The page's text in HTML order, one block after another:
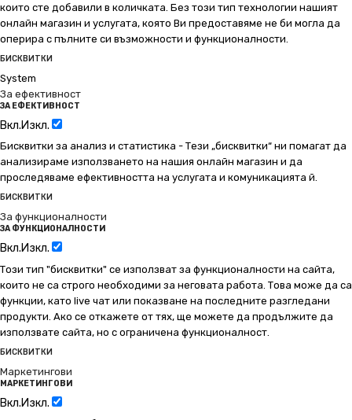
които сте добавили в количката. Без този тип технологии нашият
онлайн магазин и услугата, която Ви предоставяме не би могла да
оперира с пълните си възможности и функционалности.
БИСКВИТКИ
System
За ефективност
ЗА ЕФЕКТИВНОСТ
Вкл.Изкл.
Бисквитки за анализ и статистика - Тези „бисквитки“ ни помагат да
анализираме използването на нашия онлайн магазин и да
проследяваме ефективността на услугата и комуникацията й.
БИСКВИТКИ
За функционалности
ЗА ФУНКЦИОНАЛНОСТИ
Вкл.Изкл.
Този тип "бисквитки" се използват за функционалности на сайта,
които не са строго необходими за неговата работа. Това може да са
функции, като live чат или показване на последните разгледани
продукти. Ако се откажете от тях, ще можете да продължите да
използвате сайта, но с ограничена функционалност.
БИСКВИТКИ
Маркетингови
МАРКЕТИНГОВИ
Вкл.Изкл.